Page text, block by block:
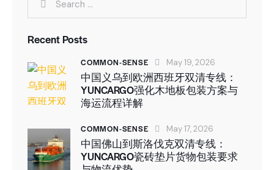
Recent Posts
COMMON-SENSE May 19, 2026
中国义乌到欧洲西班牙双清专线：
YUNCARGO强化木地板包装方案与
海运流程详解
COMMON-SENSE May 17, 2026
中国佛山到斯洛伐克双清专线：
YUNCARGO瓷砖垫片货物包装要求